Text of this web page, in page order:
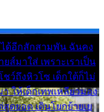
ด้อีกสักสามพัน ฉันคง
ส์มาใส่ เพราะเราเป็น
ชว์ถึงหิวโซ เด็กใต้ก็ไม่
ให้เด็กเทพเหลียวมอง
ดยอด เดินโยกย้ายเย